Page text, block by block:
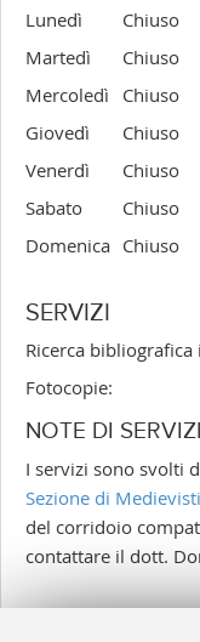
Lunedì
Chiuso
Martedì
Chiuso
Mercoledì
Chiuso
Giovedì
Chiuso
Venerdì
Chiuso
Sabato
Chiuso
Domenica Chiuso
SERVIZI
Ricerca bibliografica
Fotocopie:
NOTE DI
I servizi sono svolti
Sezione di
del corridoio
contattare il dott.